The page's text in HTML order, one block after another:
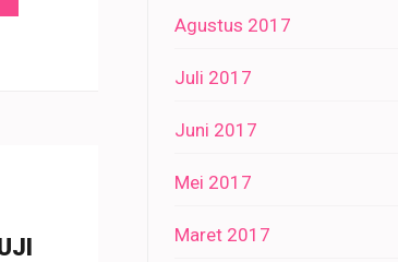
Agustus 2017
Juli 2017
Juni 2017
Mei 2017
Maret 2017